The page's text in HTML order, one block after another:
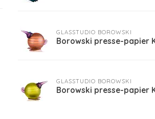
GLASSTUDIO BOROWSKI
Borowski presse-papier
GLASSTUDIO BOROWSKI
Borowski presse-papier